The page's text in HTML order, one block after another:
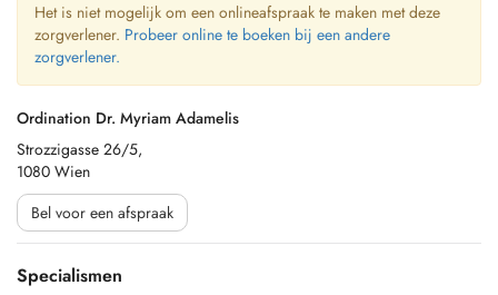
Het is niet mogelijk om een onlineafspraak te maken met deze
zorgverlener. Probeer online te boeken bij een andere
zorgverlener.
Ordination Dr. Myriam Adamelis
Strozzigasse 26/5,
1080 Wien
Bel voor een afspraak
Specialismen